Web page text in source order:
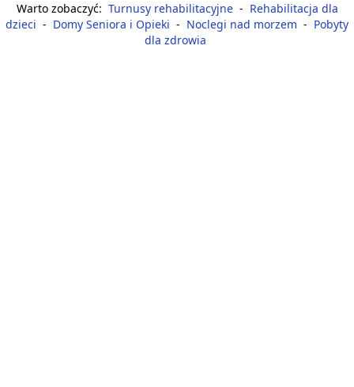
Warto zobaczyć: Turnusy rehabilitacyjne - Rehabilitacja dla
dzieci - Domy Seniora i Opieki - Noclegi nad morzem - Pobyty
dla zdrowia